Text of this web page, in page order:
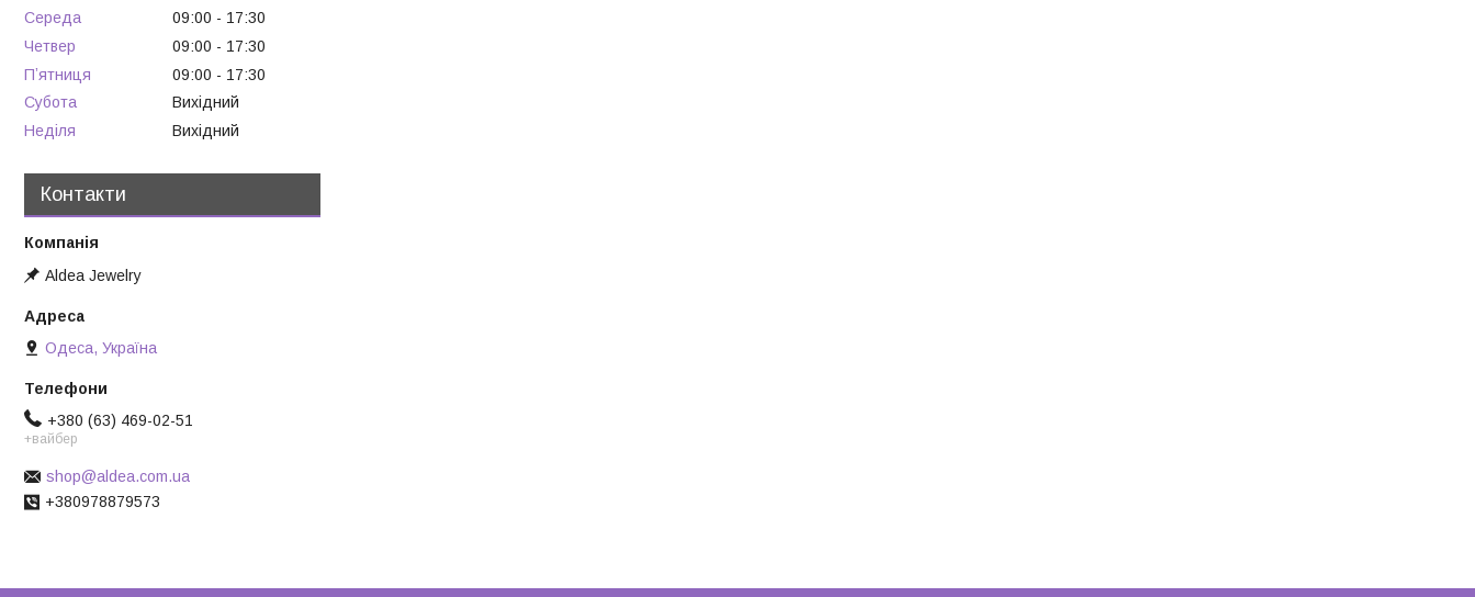
Середа
09:00
17:30
Четвер
09:00
17:30
Пʼятниця
09:00
17:30
Субота
Вихідний
Неділя
Вихідний
Контакти
Aldea Jewelry
Одеса, Україна
+380 (63) 469-02-51
+вайбер
shop@aldea.com.ua
+380978879573